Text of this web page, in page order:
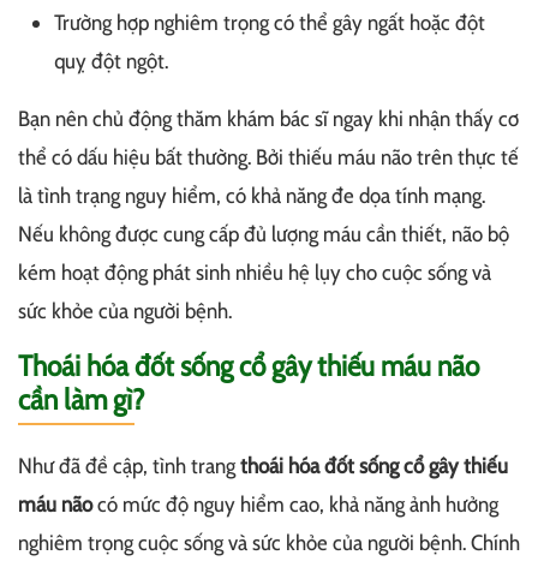
Trường hợp nghiêm trọng có thể gây ngất hoặc đột
quỵ đột ngột.
Bạn nên chủ động thăm khám bác sĩ ngay khi nhận thấy cơ
thể có dấu hiệu bất thường. Bởi thiếu máu não trên thực tế
là tình trạng nguy hiểm, có khả năng đe dọa tính mạng.
Nếu không được cung cấp đủ lượng máu cần thiết, não bộ
kém hoạt động phát sinh nhiều hệ lụy cho cuộc sống và
sức khỏe của người bệnh.
Thoái hóa đốt sống cổ gây thiếu máu não
cần làm gì?
Như đã đề cập, tình trangthoái hóa đốt sống cổ gây thiếu
máu nãocó mức độ nguy hiểm cao, khả năng ảnh hưởng
nghiêm trọng cuộc sống và sức khỏe của người bệnh. Chính